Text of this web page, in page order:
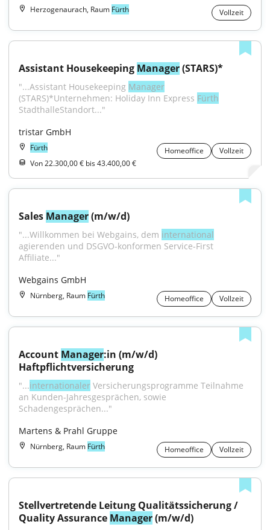
Herzogenaurach, Raum Fürth Vollzeit
Assistant Housekeeping Manager (STARS)*
"...Assistant Housekeeping Manager
(STARS)*Unternehmen: Holiday Inn Express Fürth
StadthalleStandort..."
tristar GmbH
Fürth Homeoffice
Vollzeit
Von 22.300,00 € bis 43.400,00 €
Sales Manager (m/w/d)
"...Willkommen bei Webgains, dem international
agierenden und DSGVO-konformen Service-First
Affiliate..."
Webgains GmbH
Nürnberg, Raum Fürth Homeoffice Vollzeit
Account Manager:in (m/w/d)
Haftpflichtversicherung
"...internationaler Versicherungsprogramme Teilnahme
an Kunden-Jahresgesprächen, sowie
Schadengesprächen..."
Martens & Prahl Gruppe
Nürnberg, Raum Fürth Homeoffice Vollzeit
Stellvertretende Leitung Qualitätssicherung /
Quality Assurance Manager (m/w/d)